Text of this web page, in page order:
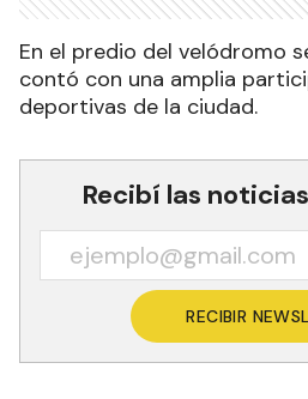
En el predio del velódromo
contó con una amplia
deportivas de la ciudad.
Recibí las
RECIBIR